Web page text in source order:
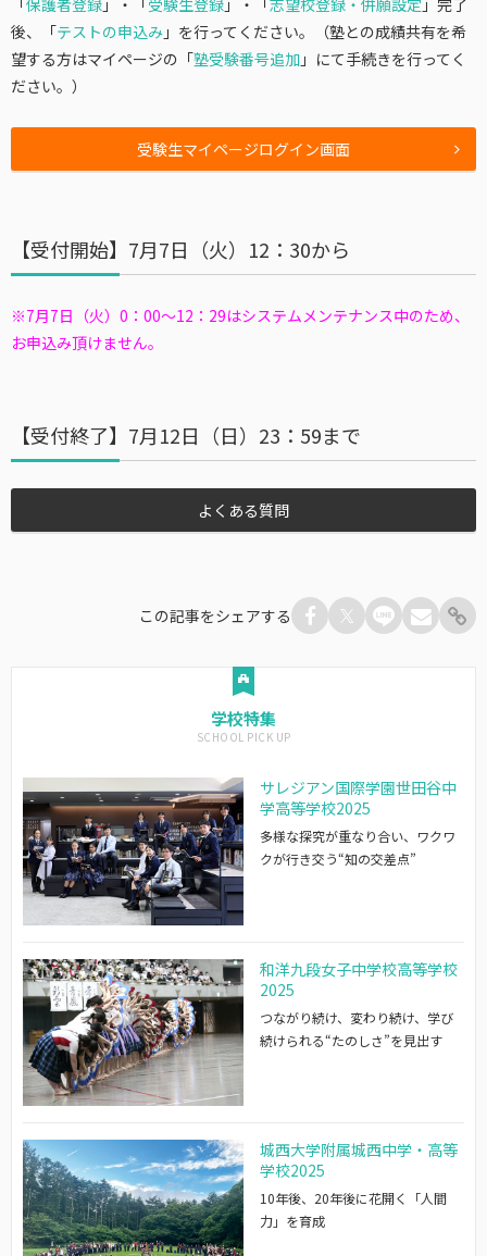
「 保護者登録 」・「 受験生登録 」・「 志望校登録・併願設定 」完了
後、「テストの申込み 」を行ってください。（塾との成績共有を希
望する方はマイページの「塾受験番号追加 」にて手続きを行ってく
ださい。）
受験生マイページログイン画面
【受付開始】7月7日（火）12：30から
※7月7日（火）0：00～12：29はシステムメンテナンス中のため、
お申込み頂けません。
【受付終了】7月12日（日）23：59まで
よくある質問
この記事をシェアする
学校特集
サレジアン国際学園世田谷中
学高等学校2025
多様な探究が重なり合い、ワクワ
クが行き交う“知の交差点”
和洋九段女子中学校高等学校
2025
つながり続け、変わり続け、学び
続けられる“たのしさ”を見出す
城西大学附属城西中学・高等
学校2025
10年後、20年後に花開く「人間
力」を育成